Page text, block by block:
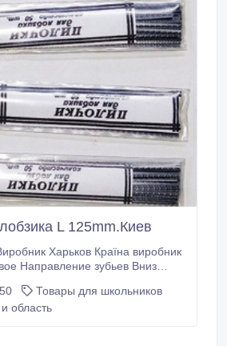
L 125mm.Киев
Харьков Країна виробник
Направление зубьев Вниз
предназначены для прямого и
Товары для школьников
область